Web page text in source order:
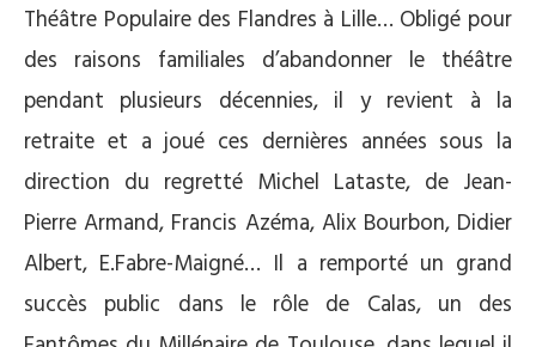
Théâtre Populaire des Flandres à Lille… Obligé pour
des raisons familiales d’abandonner le théâtre
pendant plusieurs décennies, il y revient à la
retraite et a joué ces dernières années sous la
direction du regretté Michel Lataste, de Jean-
Pierre Armand, Francis Azéma, Alix Bourbon, Didier
Albert, E.Fabre-Maigné… Il a remporté un grand
succès public dans le rôle de Calas, un des